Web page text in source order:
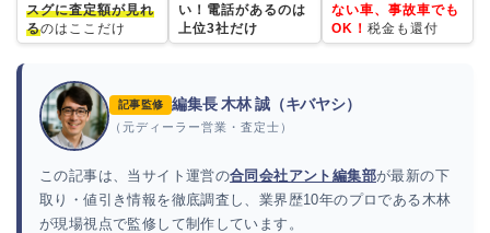
スグに査定額が見れ
るのはここだけ
い！電話があるのは
上位3社だけ
ない車、事故車でも
OK！ 税金も還付
記事監修 編集長 木林 誠（キバヤシ）
（元ディーラー営業・査定士）
この記事は、当サイト運営の合同会社アント編集部が最新の下
取り・値引き情報を徹底調査し、業界歴10年のプロである木林
が現場視点で監修して制作しています。